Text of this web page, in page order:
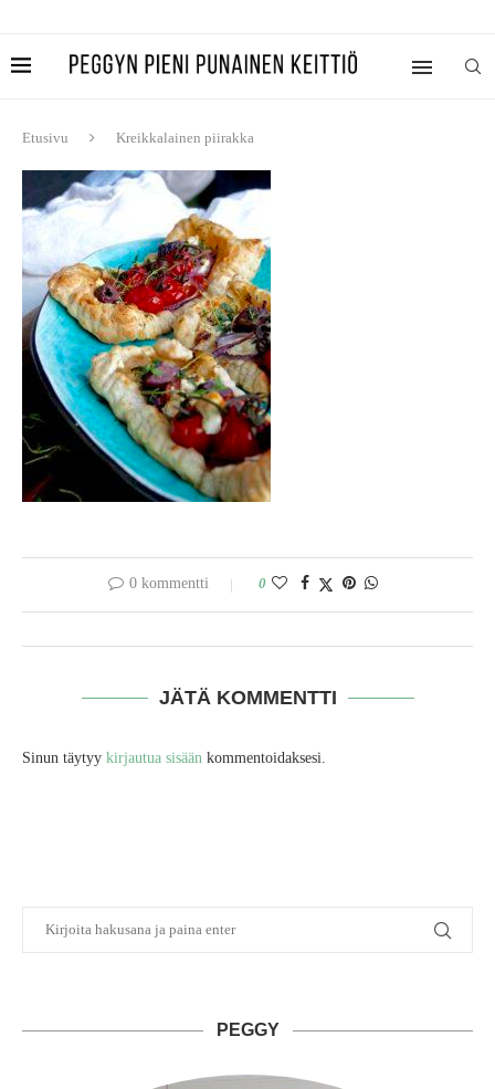
Etusivu Kreikkalainen piirakka
0 kommentti 0
JÄTÄ KOMMENTTI
Sinun täytyy kirjautua sisään kommentoidaksesi.
PEGGY